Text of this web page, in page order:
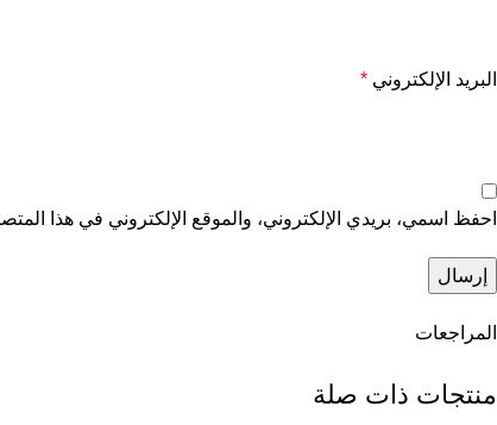
البريد الإلكتروني *
احفظ اسمي، بريدي الإلكتروني، والموقع الإلكتروني في هذا
المراجعات
منتجات ذات صلة